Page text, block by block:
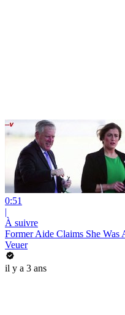
0:51
|
À suivre
Former Aide Claims She Was
Veuer
il y a 3 ans